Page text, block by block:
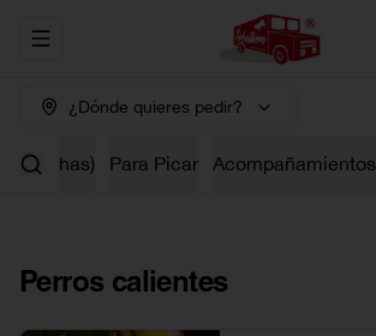
Abrir menu de navegación
¿Dónde quieres pedir?
Para Picar Acompañamientos
Perros calientes